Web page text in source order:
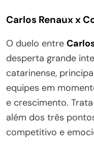
Carlos Renaux x
O duelo entre
desperta grande
catarinense,
equipes em
e crescimento.
além dos três
competitivo e